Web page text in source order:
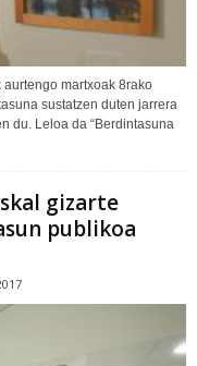
martxoak 8rako
sustatzen duten jarrera
du. Leloa da “Berdintasuna
gizarte
publikoa